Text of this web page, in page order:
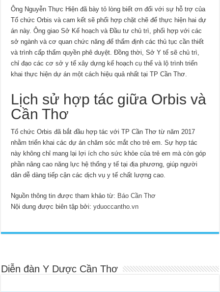
Ông Nguyễn Thực Hiện đã bày tỏ lòng biết ơn đối với sự hỗ trợ của
Tổ chức Orbis và cam kết sẽ phối hợp chặt chẽ để thực hiện hai dự
án này. Ông giao Sở Kế hoạch và Đầu tư chủ trì, phối hợp với các
sở ngành và cơ quan chức năng để thẩm định các thủ tục cần thiết
và trình cấp thẩm quyền phê duyệt. Đồng thời, Sở Y tế sẽ chủ trì,
chỉ đạo các cơ sở y tế xây dựng kế hoạch cụ thể và lộ trình triển
khai thực hiện dự án một cách hiệu quả nhất tại TP Cần Thơ.
Lịch sử hợp tác giữa Orbis và
Cần Thơ
Tổ chức Orbis đã bắt đầu hợp tác với TP Cần Thơ từ năm 2017
nhằm triển khai các dự án chăm sóc mắt cho trẻ em. Sự hợp tác
này không chỉ mang lại lợi ích cho sức khỏe của trẻ em mà còn góp
phần nâng cao năng lực hệ thống y tế tại địa phương, giúp người
dân dễ dàng tiếp cận các dịch vụ y tế chất lượng cao.
Nguồn thông tin được tham khảo từ: Báo Cần Thơ
Nội dung được biên tập bởi:yduoccantho.vn
Diễn đàn Y Dược Cần Thơ